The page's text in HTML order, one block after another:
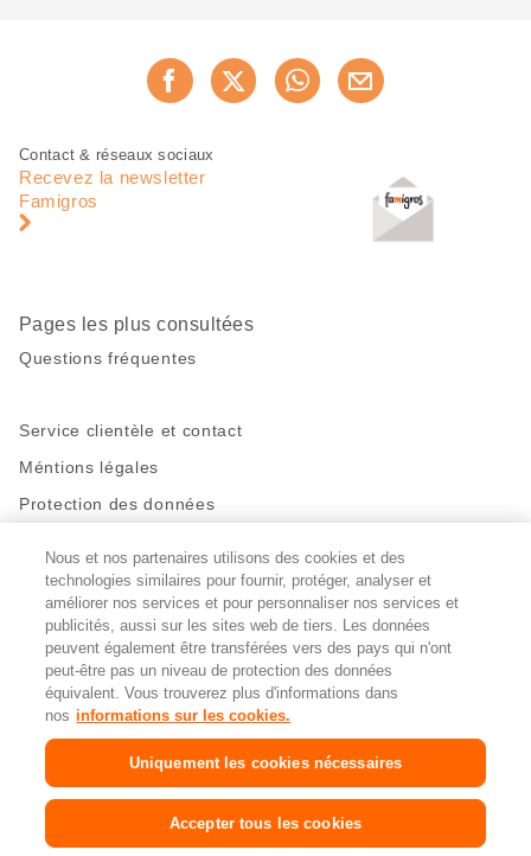
Recommander maintenant
Pied
page
Navigation
pied
Contact & réseaux sociaux
Recevez la newsletter
Famigros
Pages les plus consultées
Questions fréquentes
Service clientèle et contact
Méntions légales
Protection des données
Restez en contact!
Facebook
http://twitter.com/migros
https://www.youtube.com/user/
PinterestInstagram
Paramètres des cookies
© 2026 La Fédération des coopératives Migros
FR IT
Nous et nos partenaires utilisons des cookies et des
technologies similaires pour fournir, protéger, analyser et
améliorer nos services et pour personnaliser nos services et
publicités, aussi sur les sites web de tiers. Les données
peuvent également être transférées vers des pays qui n'ont
peut-être pas un niveau de protection des données
équivalent. Vous trouverez plus d'informations dans
nos informations sur les cookies.
Uniquement les cookies nécessaires
Accepter tous les cookies